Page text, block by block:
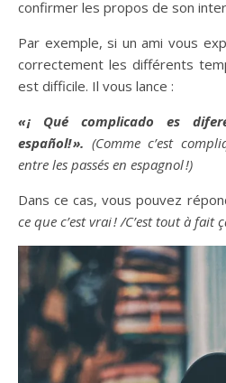
confirmer les propos de son
Par exemple, si un ami vous
correctement les différents
est difficile. Il vous lance :
« ¡ Qué complicado es
español! ». (Comme c’est
entre les passés en espagnol !)
Dans ce cas, vous pouvez
ce que c’est vrai ! /C’est tout à fait